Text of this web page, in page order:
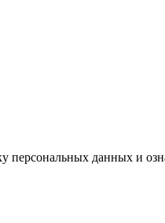
персональных данных и